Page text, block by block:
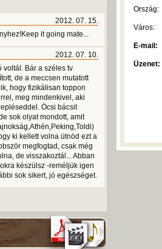
2012. 07. 15.
it going mate...
2012. 07. 10.
voltál. Bár a széles tv
de a meccsen mutatott
hogy fizikálisan toppon
meg mindenkivel, aki
Öcsi bácsit
sok olyat mondott, amit
ki kellett volna ütnöd ezt a
megfogtad, csak még
de visszakoztál... Abban
készülsz -reméljük igen
sok sikert, jó egészséget.
Ország:
Város:
E-mail:
Üzenet: